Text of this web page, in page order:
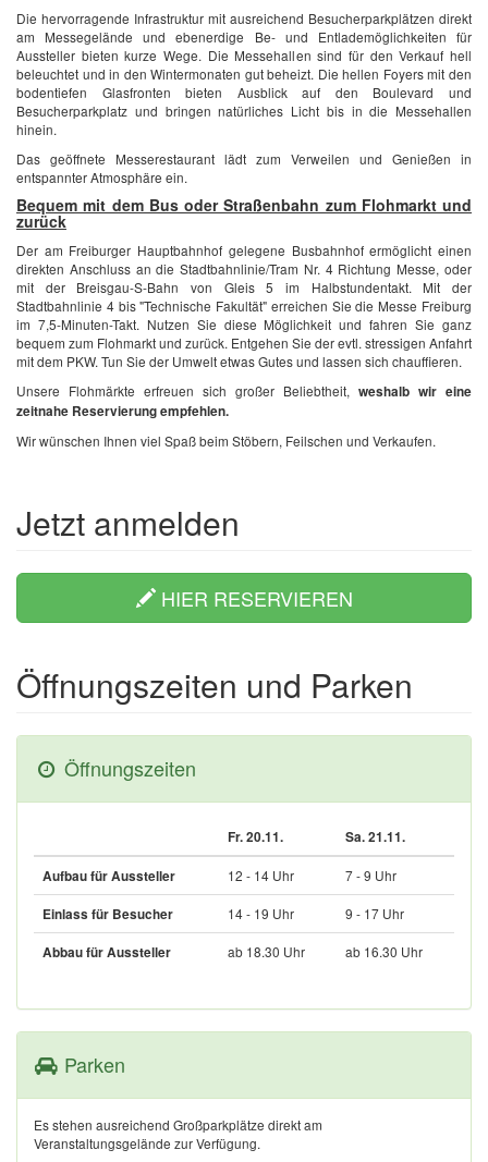
Die hervorragende Infrastruktur mit ausreichend Besucherparkplätzen direkt
am Messegelände und ebenerdige Be- und Entlademöglichkeiten für
Aussteller bieten kurze Wege. Die Messehallen sind für den Verkauf hell
beleuchtet und in den Wintermonaten gut beheizt. Die hellen Foyers mit den
bodentiefen Glasfronten bieten Ausblick auf den Boulevard und
Besucherparkplatz und bringen natürliches Licht bis in die Messehallen
hinein.
Das geöffnete Messerestaurant lädt zum Verweilen und Genießen in
entspannter Atmosphäre ein.
Bequem mit dem Bus oder Straßenbahn zum Flohmarkt und
zurück
Der am Freiburger Hauptbahnhof gelegene Busbahnhof ermöglicht einen
direkten Anschluss an die Stadtbahnlinie/Tram Nr. 4 Richtung Messe, oder
mit der Breisgau-S-Bahn von Gleis 5 im Halbstundentakt. Mit der
Stadtbahnlinie 4 bis "Technische Fakultät" erreichen Sie die Messe Freiburg
im 7,5-Minuten-Takt. Nutzen Sie diese Möglichkeit und fahren Sie ganz
bequem zum Flohmarkt und zurück. Entgehen Sie der evtl. stressigen Anfahrt
mit dem PKW. Tun Sie der Umwelt etwas Gutes und lassen sich chauffieren.
Unsere Flohmärkte erfreuen sich großer Beliebtheit, weshalb wir eine
zeitnahe Reservierung empfehlen.
Wir wünschen Ihnen viel Spaß beim Stöbern, Feilschen und Verkaufen.
Jetzt anmelden
HIER RESERVIEREN
Öffnungszeiten und Parken
Öffnungszeiten
Fr. 20.11. Sa. 21.11.
Aufbau für Aussteller 12 - 14 Uhr 7 - 9 Uhr
Einlass für Besucher 14 - 19 Uhr 9 - 17 Uhr
Abbau für Aussteller ab 18.30 Uhr ab 16.30 Uhr
Parken
Es stehen ausreichend Großparkplätze direkt am
Veranstaltungsgelände zur Verfügung.